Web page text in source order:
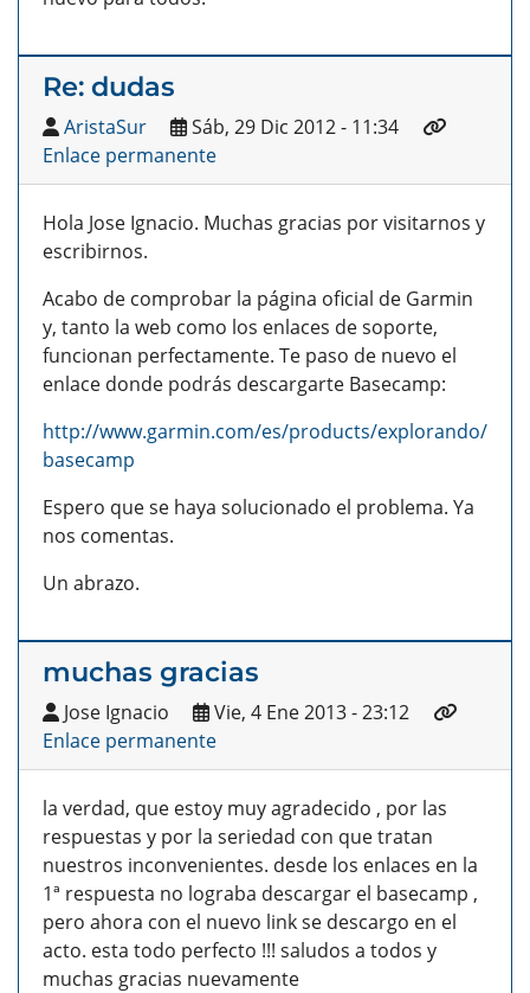
Re: dudas
AristaSur
Sáb, 29 Dic 2012 - 11:34
Enlace permanente
Hola Jose Ignacio. Muchas gracias por visitarnos y
escribirnos.
Acabo de comprobar la página oficial de Garmin
y, tanto la web como los enlaces de soporte,
funcionan perfectamente. Te paso de nuevo el
enlace donde podrás descargarte Basecamp:
http://www.garmin.com/es/products/explorando/
basecamp
Espero que se haya solucionado el problema. Ya
nos comentas.
Un abrazo.
muchas gracias
Jose Ignacio
Vie, 4 Ene 2013 - 23:12
Enlace permanente
la verdad, que estoy muy agradecido , por las
respuestas y por la seriedad con que tratan
nuestros inconvenientes. desde los enlaces en la
1ª respuesta no lograba descargar el basecamp ,
pero ahora con el nuevo link se descargo en el
acto. esta todo perfecto !!! saludos a todos y
muchas gracias nuevamente